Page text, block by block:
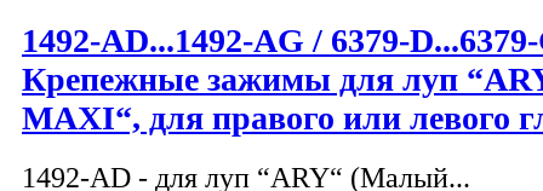
1492-AD...1492-AG / 6379-
Крепежные зажимы для луп
MAXI“, для правого или левого
1492-AD - для луп “ARY“ (Малый...